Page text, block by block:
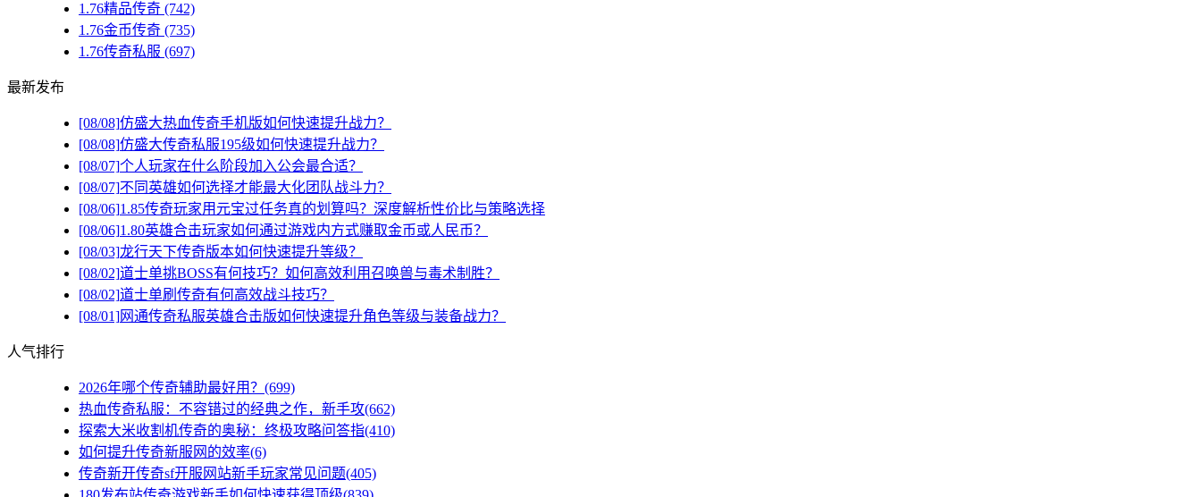
1.76精品传奇 (742)
1.76金币传奇 (735)
1.76传奇私服 (697)
最新发布
[08/08]仿盛大热血传奇手机版如何快速提升战力？
[08/08]仿盛大传奇私服195级如何快速提升战力？
[08/07]个人玩家在什么阶段加入公会最合适？
[08/07]不同英雄如何选择才能最大化团队战斗力？
[08/06]1.85传奇玩家用元宝过任务真的划算吗？深度解析性价比与策略选择
[08/06]1.80英雄合击玩家如何通过游戏内方式赚取金币或人民币？
[08/03]龙行天下传奇版本如何快速提升等级？
[08/02]道士单挑BOSS有何技巧？如何高效利用召唤兽与毒术制胜？
[08/02]道士单刷传奇有何高效战斗技巧？
[08/01]网通传奇私服英雄合击版如何快速提升角色等级与装备战力？
人气排行
2026年哪个传奇辅助最好用？(699)
热血传奇私服：不容错过的经典之作，新手攻(662)
探索大米收割机传奇的奥秘：终极攻略问答指(410)
如何提升传奇新服网的效率(6)
传奇新开传奇sf开服网站新手玩家常见问题(405)